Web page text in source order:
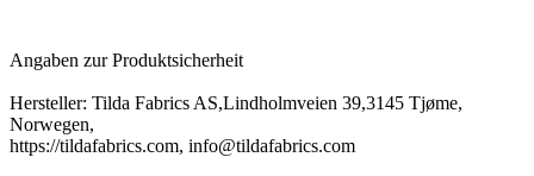
Angaben zur Produktsicherheit
Hersteller: Tilda Fabrics AS,Lindholmveien 39,3145 Tjøme,
Norwegen,
https://tildafabrics.com, info@tildafabrics.com